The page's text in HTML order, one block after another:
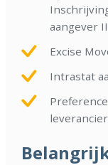
aangever
Excise
Intrastat